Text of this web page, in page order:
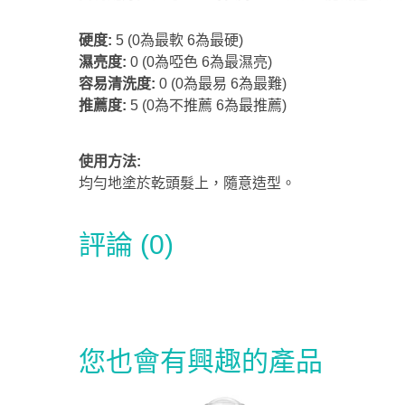
硬度: 5 (0為最軟 6為最硬)
濕亮度: 0 (0為啞色 6為最濕亮)
容易清洗度: 0 (0為最易 6為最難)
推薦度: 5 (0為不推薦 6為最推薦)
使用方法:
均勻地塗於乾頭髮上，隨意造型。
評論 (0)
您也會有興趣的產品